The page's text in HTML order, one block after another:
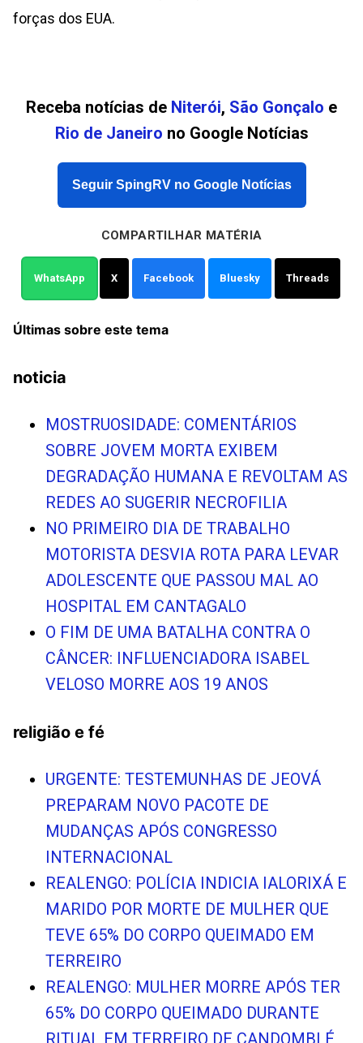
forças dos EUA.
Receba notícias de Niterói, São Gonçalo e
Rio de Janeiro no Google Notícias
Seguir SpingRV no Google Notícias
COMPARTILHAR MATÉRIA
WhatsApp X Facebook Bluesky Threads
Últimas sobre este tema
noticia
MOSTRUOSIDADE: COMENTÁRIOS
SOBRE JOVEM MORTA EXIBEM
DEGRADAÇÃO HUMANA E REVOLTAM AS
REDES AO SUGERIR NECROFILIA
NO PRIMEIRO DIA DE TRABALHO
MOTORISTA DESVIA ROTA PARA LEVAR
ADOLESCENTE QUE PASSOU MAL AO
HOSPITAL EM CANTAGALO
O FIM DE UMA BATALHA CONTRA O
CÂNCER: INFLUENCIADORA ISABEL
VELOSO MORRE AOS 19 ANOS
religião e fé
URGENTE: TESTEMUNHAS DE JEOVÁ
PREPARAM NOVO PACOTE DE
MUDANÇAS APÓS CONGRESSO
INTERNACIONAL
REALENGO: POLÍCIA INDICIA IALORIXÁ E
MARIDO POR MORTE DE MULHER QUE
TEVE 65% DO CORPO QUEIMADO EM
TERREIRO
REALENGO: MULHER MORRE APÓS TER
65% DO CORPO QUEIMADO DURANTE